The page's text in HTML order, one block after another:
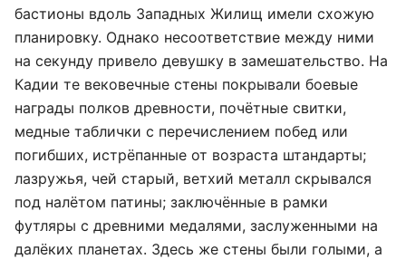
бастионы вдоль Западных Жилищ имели схожую
планировку. Однако несоответствие между ними
на секунду привело девушку в замешательство. На
Кадии те вековечные стены покрывали боевые
награды полков древности, почётные свитки,
медные таблички с перечислением побед или
погибших, истрёпанные от возраста штандарты;
лазружья, чей старый, ветхий металл скрывался
под налётом патины; заключённые в рамки
футляры с древними медалями, заслуженными на
далёких планетах. Здесь же стены были голыми, а